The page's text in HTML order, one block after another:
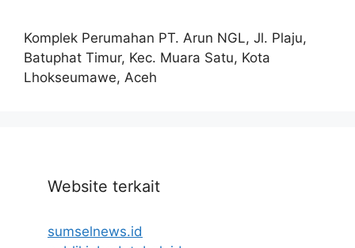
Komplek Perumahan PT. Arun NGL, Jl. Plaju,
Batuphat Timur, Kec. Muara Satu, Kota
Lhokseumawe, Aceh
Website terkait
sumselnews.id